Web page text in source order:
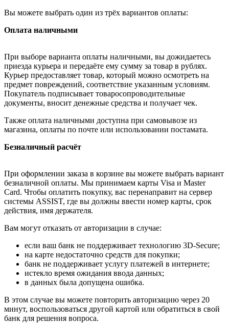
Вы можете выбрать один из трёх вариантов оплаты:
Оплата наличными
При выборе варианта оплаты наличными, вы дожидаетесь
приезда курьера и передаёте ему сумму за товар в рублях.
Курьер предоставляет товар, который можно осмотреть на
предмет повреждений, соответствие указанным условиям.
Покупатель подписывает товаросопроводительные
документы, вносит денежные средства и получает чек.
Также оплата наличными доступна при самовывозе из
магазина, оплаты по почте или использовании постамата.
Безналичный расчёт
При оформлении заказа в корзине вы можете выбрать вариант
безналичной оплаты. Мы принимаем карты Visa и Master
Card. Чтобы оплатить покупку, вас перенаправит на сервер
системы ASSIST, где вы должны ввести номер карты, срок
действия, имя держателя.
Вам могут отказать от авторизации в случае:
если ваш банк не поддерживает технологию 3D-Secure;
на карте недостаточно средств для покупки;
банк не поддерживает услугу платежей в интернете;
истекло время ожидания ввода данных;
в данных была допущена ошибка.
В этом случае вы можете повторить авторизацию через 20
минут, воспользоваться другой картой или обратиться в свой
банк для решения вопроса.